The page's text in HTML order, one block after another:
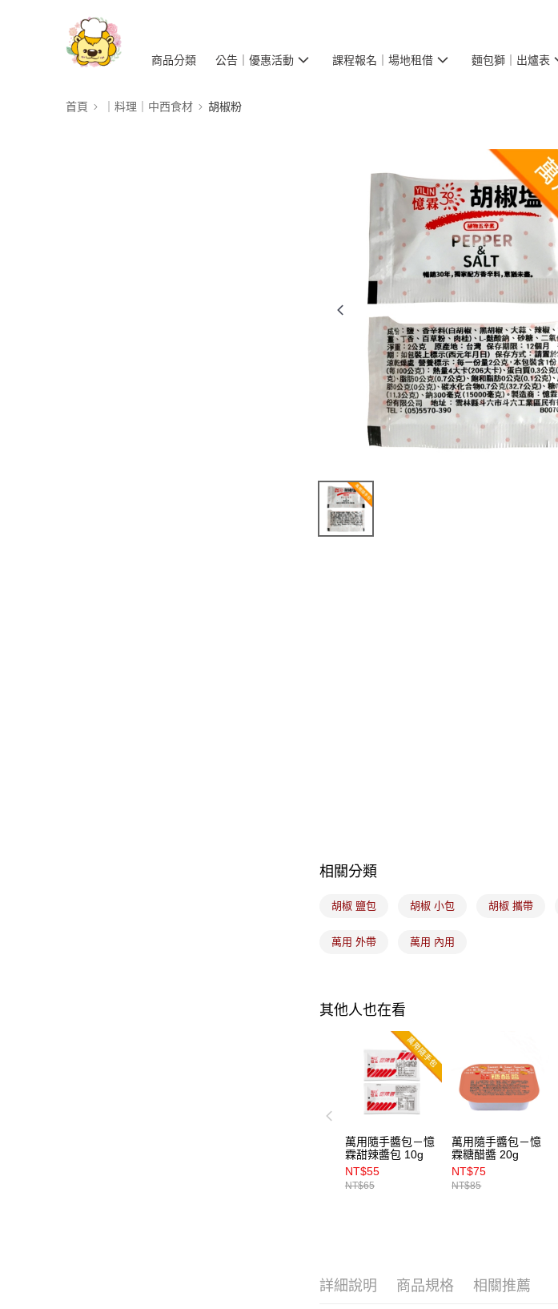
商品分類 公告｜優惠活動 課程報名｜場地租借 麵包獅｜出爐表
首頁 ｜料理｜中西食材 胡椒粉
相關分類
胡椒 鹽包 胡椒 小包 胡椒 攜帶
萬用 外帶 萬用 內用
其他人也在看
萬用隨手醬包－憶
霖甜辣醬包 10g
NT$55
NT$65
萬用隨手醬包－憶
霖糖醋醬 20g
NT$75
NT$85
詳細說明 商品規格 相關推薦